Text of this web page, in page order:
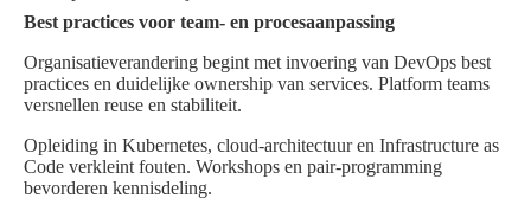
Best practices voor team- en procesaanpassing
Organisatieverandering begint met invoering van DevOps best
practices en duidelijke ownership van services. Platform teams
versnellen reuse en stabiliteit.
Opleiding in Kubernetes, cloud-architectuur en Infrastructure as
Code verkleint fouten. Workshops en pair-programming
bevorderen kennisdeling.